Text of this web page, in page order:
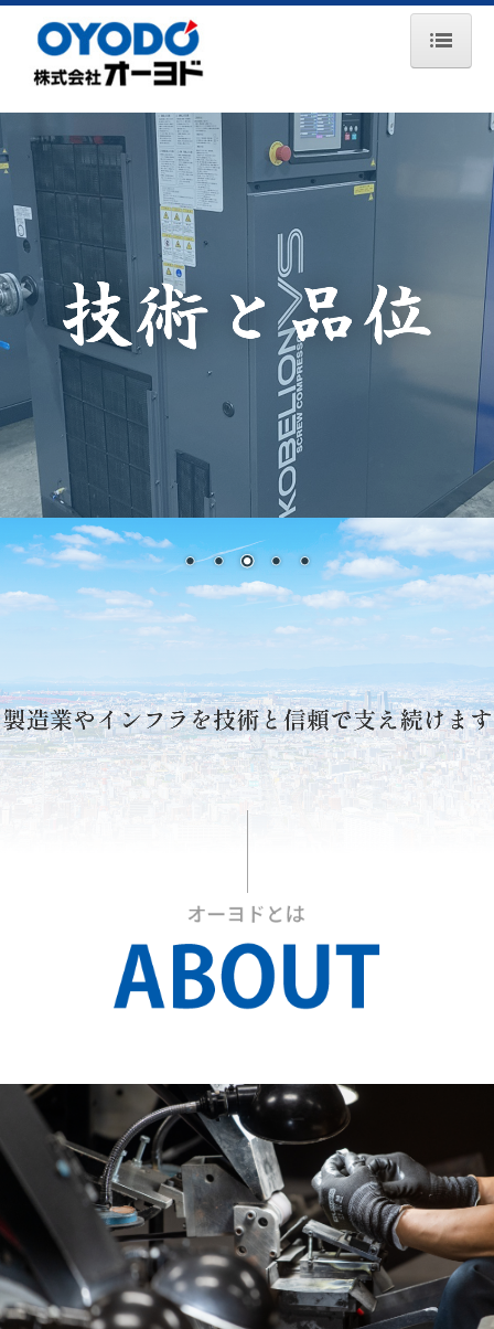
お知らせ
会社案内
主要取引先
事業紹介
コンプレッサ事業
エンジン事業
鉄道保守車両事業
採用情報
募集要項（産業機械本部 整備士 本社)
募集要項（産業機械本部 整備士 枚方)
募集要項（産業機械本部 整備士 奈良)
募集要項（エンジン事業本部 整備士 )
お問い合わせ
個人情報保護方針